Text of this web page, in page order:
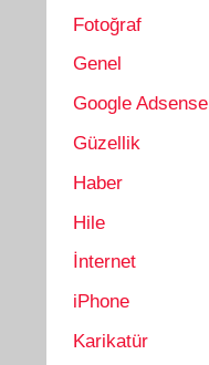
Fotoğraf
Genel
Google Adsense
Güzellik
Haber
Hile
İnternet
iPhone
Karikatür